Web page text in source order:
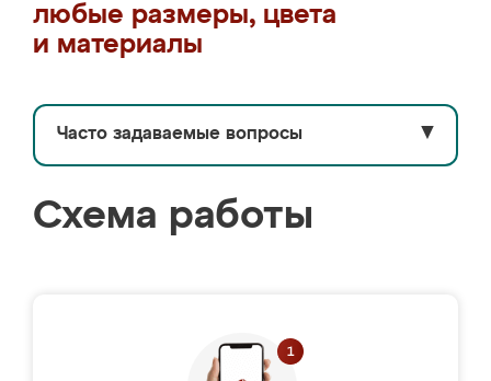
любые размеры, цвета
и материалы
Часто задаваемые вопросы ▼
Схема работы